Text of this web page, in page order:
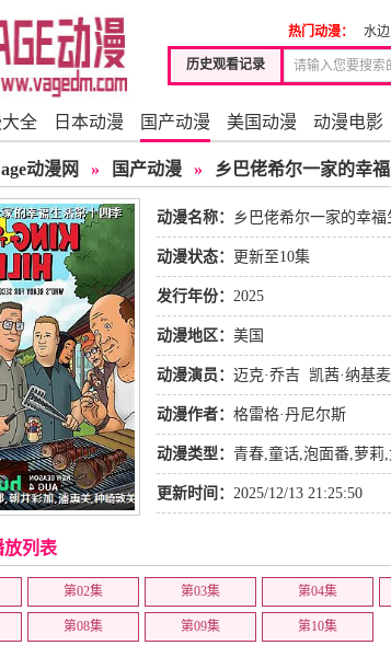
历史观看记录
热门动漫： 水
全 日本动漫 国产动漫 美国动漫 动漫电影
age动漫网 » 国产动漫 » 乡巴佬希尔一家的幸
动漫名称： 乡巴佬希尔一家的幸
动漫状态： 更新至10集
发行年份： 2025
动漫地区： 美国
动漫演员： 迈克·乔吉 凯茜·纳基麦
蒂芬·鲁特 劳伦·汤姆 约翰尼·哈德
动漫作者： 格雷格·丹尼尔斯
动漫类型： 青春,童话,泡面番,萝莉,
更新时间： 2025/12/13 21:25:50
放列表
第02集 第03集 第04集
第08集 第09集 第10集